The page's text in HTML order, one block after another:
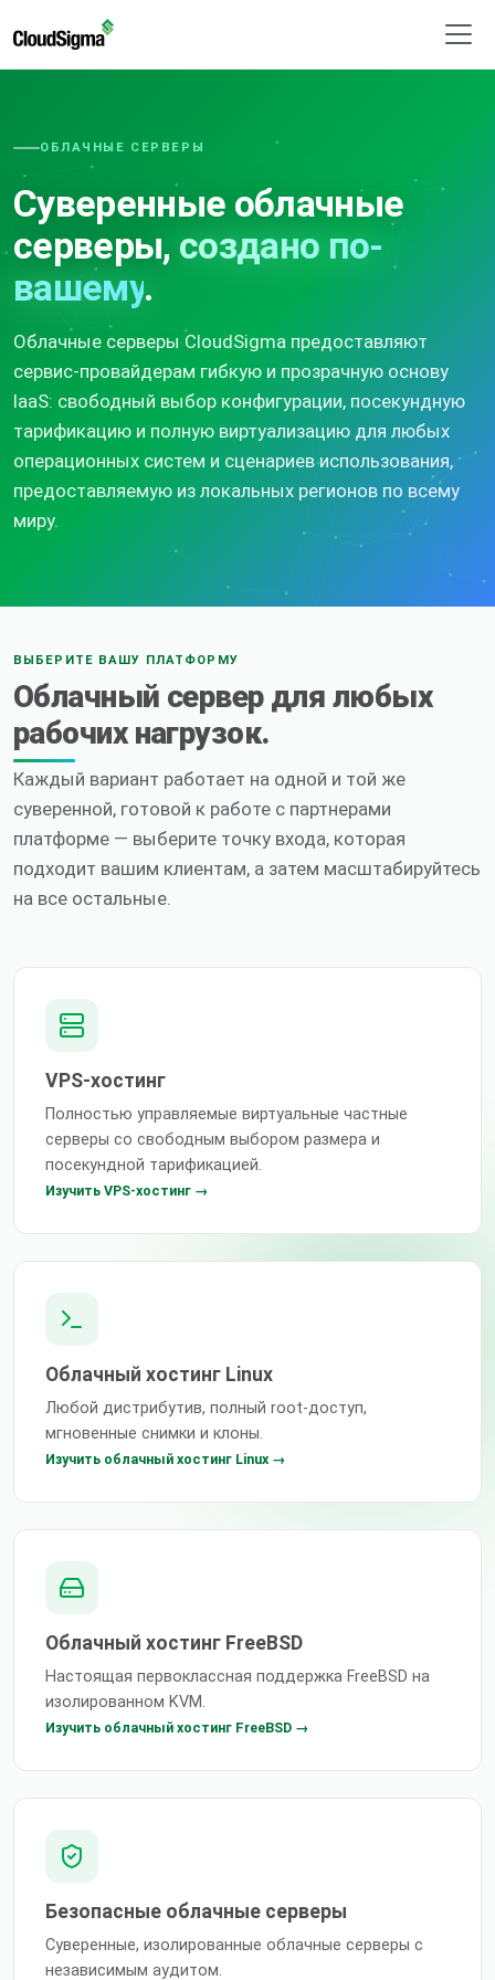
ОБЛАЧНЫЕ СЕРВЕРЫ
Суверенные облачные
серверы, создано по-
вашему.
Облачные серверы CloudSigma предоставляют
сервис-провайдерам гибкую и прозрачную основу
IaaS: свободный выбор конфигурации, посекундную
тарификацию и полную виртуализацию для любых
операционных систем и сценариев использования,
предоставляемую из локальных регионов по всему
миру.
ВЫБЕРИТЕ ВАШУ ПЛАТФОРМУ
Облачный сервер для любых
рабочих нагрузок.
Каждый вариант работает на одной и той же
суверенной, готовой к работе с партнерами
платформе — выберите точку входа, которая
подходит вашим клиентам, а затем масштабируйтесь
на все остальные.
VPS-хостинг
Полностью управляемые виртуальные частные
серверы со свободным выбором размера и
посекундной тарификацией.
Изучить VPS-хостинг →
Облачный хостинг Linux
Любой дистрибутив, полный root-доступ,
мгновенные снимки и клоны.
Изучить облачный хостинг Linux →
Облачный хостинг FreeBSD
Настоящая первоклассная поддержка FreeBSD на
изолированном KVM.
Изучить облачный хостинг FreeBSD →
Безопасные облачные серверы
Суверенные, изолированные облачные серверы с
независимым аудитом.